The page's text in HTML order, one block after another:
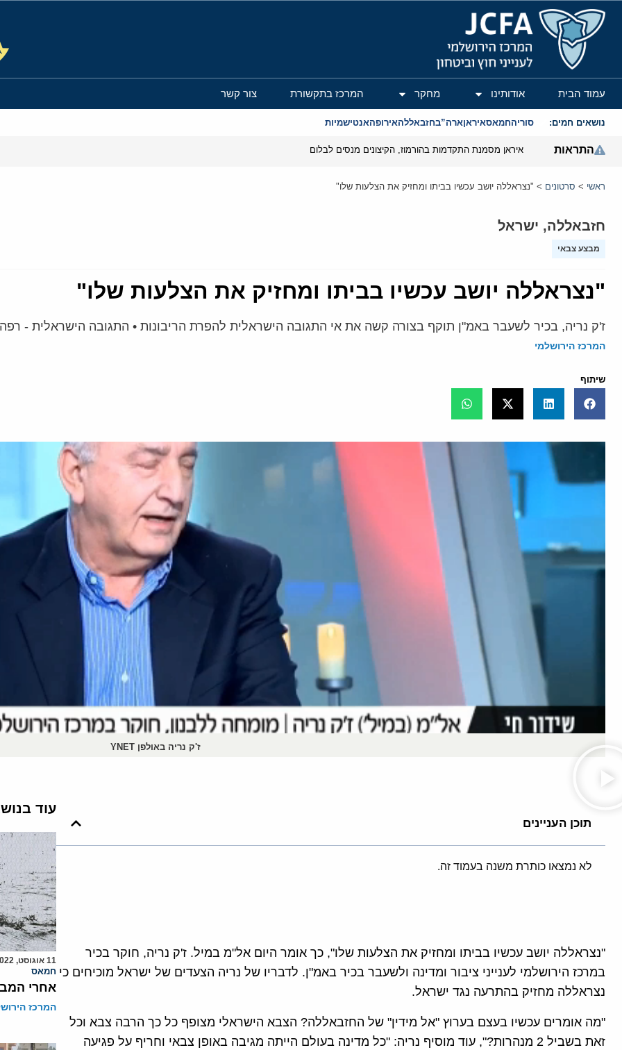
המרכז הירושלמי לענייני חוץ וביטחון
עמוד הבית אודותינו מחקר המרכז בתקשורת צור קשר
נושאים חמים: סוריהחמאסאיראןארה”בחזבאללהאירופהאנטישמיות
התראות איראן מסמנת התקדמות בהורמוז, הקיצונים מנסים לבלום
ראשי > סרטונים > "נצראללה יושב עכשיו בביתו ומחזיק את הצלעות שלו"
חזבאללה, ישראל
מבצע צבאי
"נצראללה יושב עכשיו בביתו ומחזיק את הצלעות שלו"
ז'ק נריה, בכיר לשעבר באמ"ן תוקף בצורה קשה את אי התגובה הישראלית להפרת הריבונות • התגובה הישראלית -
המרכז הירושלמי
שיתוף
ז'ק נריה באולפן YNET
תוכן העניינים
לא נמצאו כותרת משנה בעמוד זה.
"נצראללה יושב עכשיו בביתו ומחזיק את הצלעות שלו", כך אומר היום אל"מ במיל. ז'ק נריה, חוקר בכיר
במרכז הירושלמי לענייני ציבור ומדינה ולשעבר בכיר באמ"ן. לדבריו של נריה הצעדים של ישראל מוכיחים כי
נצראללה מחזיק בהתרעה נגד ישראל.
"מה אומרים עכשיו בעצם בערוץ "אל מידין" של החזבאללה? הצבא הישראלי מצופף כל כך הרבה צבא וכל
זאת בשביל 2 מנהרות?", עוד מוסיף נריה: "כל מדינה בעולם הייתה מגיבה באופן צבאי וחריף על פגיעה
עוד
11 אוגוסט, 2022
חמאס
אחרי
המרכז